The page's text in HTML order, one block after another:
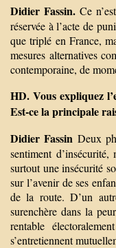
Didier Fassin. Ce
réservée à l’acte de
que triplé en France,
mesures alternatives
contemporaine, de
HD. Vous expliquez
Est-ce la principale
Didier Fassin Deux
sentiment
surtout une insécurité
sur l’avenir de ses
de la route. D’un
surenchère dans la
rentable
s’entretiennent